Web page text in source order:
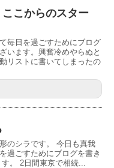
こからのスター
毎日を過ごすためにブログ
います。興奮冷めやらぬと
リストに書いてしまったの
のシラです。 今日も真我
過ごすためにブログを書き
。 2日間東京で相続...